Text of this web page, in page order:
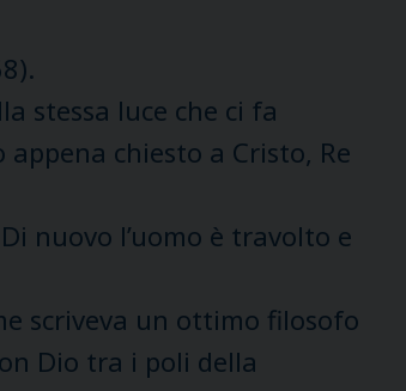
stessa luce che ci fa
chiesto a Cristo, Re
nuovo l’uomo è travolto e
scriveva un ottimo filosofo
Dio tra i poli della